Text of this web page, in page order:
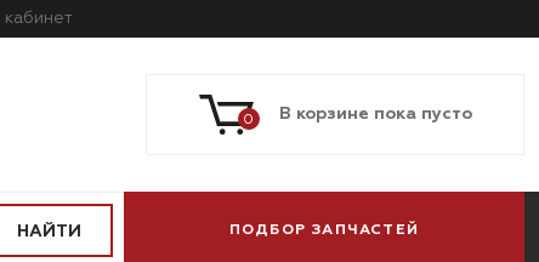
кабинет
0 В корзине пока пусто
НАЙТИ
ПОДБОР ЗАПЧАСТЕЙ